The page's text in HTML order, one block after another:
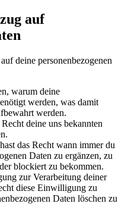
auf
deine personenbezogenen
warum deine
werden, was damit
werden.
deine uns bekannten
das Recht wann immer du
Daten zu ergänzen, zu
blockiert zu bekommen.
zur Verarbeitung deiner
diese Einwilligung zu
Daten löschen zu